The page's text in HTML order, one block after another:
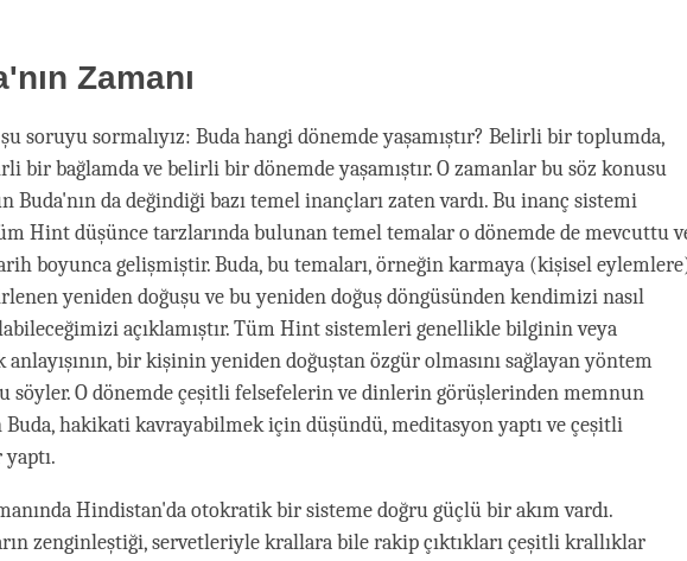
Zamanı
soruyu sormalıyız: Buda hangi dönemde yaşamıştır? Belirli bir toplumda,
bir bağlamda ve belirli bir dönemde yaşamıştır. O zamanlar bu söz konusu
Buda'nın da değindiği bazı temel inançları zaten vardı. Bu inanç sistemi
Hint düşünce tarzlarında bulunan temel temalar o dönemde de mevcuttu
boyunca gelişmiştir. Buda, bu temaları, örneğin karmaya (kişisel
yeniden doğuşu ve bu yeniden doğuş döngüsünden kendimizi nasıl
açıklamıştır. Tüm Hint sistemleri genellikle bilginin veya
anlayışının, bir kişinin yeniden doğuştan özgür olmasını sağlayan yöntem
söyler. O dönemde çeşitli felsefelerin ve dinlerin görüşlerinden memnun
Buda, hakikati kavrayabilmek için düşündü, meditasyon yaptı ve çeşitli
Hindistan'da otokratik bir sisteme doğru güçlü bir akım vardı.
zenginleştiği, servetleriyle krallara bile rakip çıktıkları çeşitli krallıklar